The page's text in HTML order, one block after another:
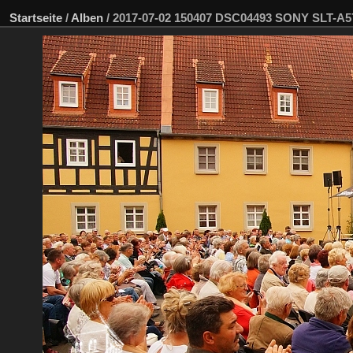
Startseite / Alben / 2017-07-02 150407 DSC04493 SONY SLT-